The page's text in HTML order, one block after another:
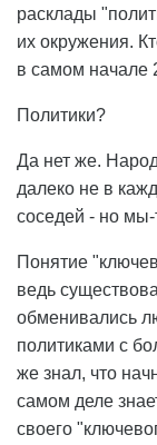
расклады
их окружения.
в самом начале
Политики?
Да нет же.
далеко не в
соседей - но мы-
Понятие
ведь
обменивались
политиками с
же знал, что
самом деле
своего